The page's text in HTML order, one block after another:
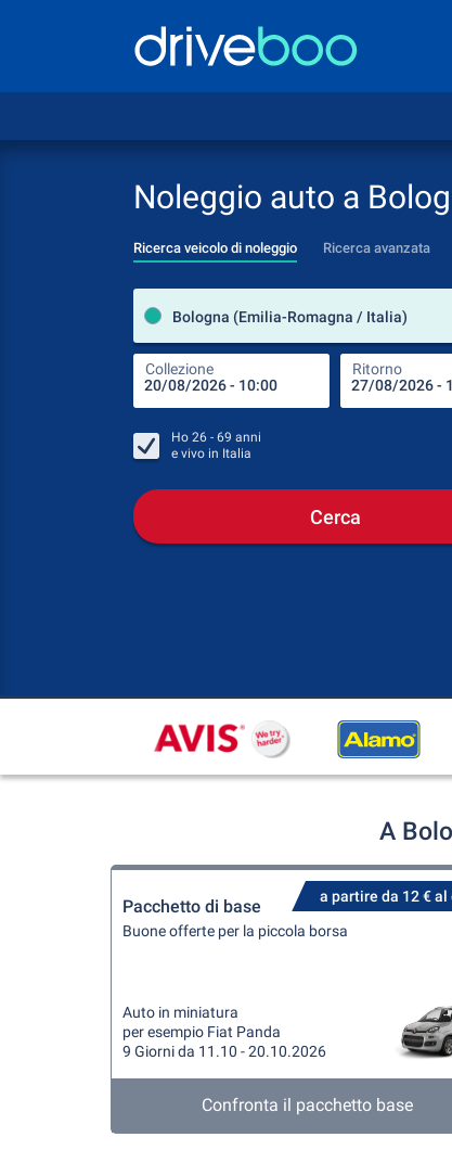
Noleggio auto a
Ricerca veicolo di noleggio Ricerca avanzata
Bologna (Emilia-Romagna / Italia)
Collezione Ritorno
Ho 26 - 69 anni
e vivo in Italia
Cerca
A
a partire da 12 € al
Pacchetto di base
Buone offerte per la piccola borsa
Auto in miniatura
per esempio Fiat Panda
9 Giorni da 11.10 - 20.10.2026
Confronta il pacchetto base